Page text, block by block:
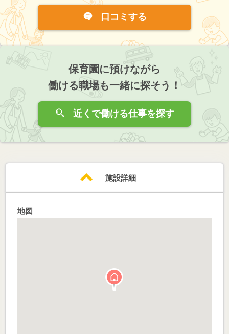
口コミする
保育園に預けながら
働ける職場も一緒に探そう！
近くで働ける仕事を探す
施設詳細
地図